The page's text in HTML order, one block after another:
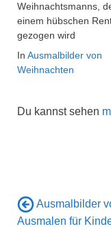
Weihnachtsmanns,
einem hübschen
gezogen wird
In Ausmalbilder von
Weihnachten
Du kannst sehen
Ausmalbilder
Ausmalen für